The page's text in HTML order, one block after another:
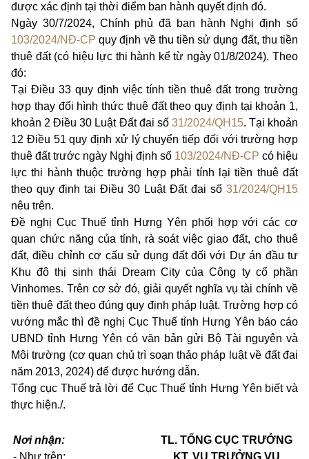
được xác định tại thời điểm ban hành quyết định đó.
Ngày 30/7/2024, Chính phủ đã ban hành Nghị định số
103/2024/NĐ-CP quy định về thu tiền sử dụng đất, thu tiền
thuê đất (có hiệu lực thi hành kể từ ngày 01/8/2024). Theo
đó:
Tại Điều 33 quy định việc tính tiền thuê đất trong trường
hợp thay đổi hình thức thuê đất theo quy định tại khoản 1,
khoản 2 Điều 30 Luật Đất đai số 31/2024/QH15. Tại khoản
12 Điều 51 quy định xử lý chuyển tiếp đối với trường hợp
thuê đất trước ngày Nghị định số 103/2024/NĐ-CP có hiệu
lực thi hành thuộc trường hợp phải tính lại tiền thuê đất
theo quy định tại Điều 30 Luật Đất đai số 31/2024/QH15
nêu trên.
Đề nghị Cục Thuế tỉnh Hưng Yên phối hợp với các cơ
quan chức năng của tỉnh, rà soát việc giao đất, cho thuê
đất, điều chỉnh cơ cấu sử dụng đất đối với Dự án đầu tư
Khu đô thị sinh thái Dream City của Công ty cổ phần
Vinhomes. Trên cơ sở đó, giải quyết nghĩa vụ tài chính về
tiền thuê đất theo đúng quy định pháp luật. Trường hợp có
vướng mắc thì đề nghị Cục Thuế tỉnh Hưng Yên báo cáo
UBND tỉnh Hưng Yên có văn bản gửi Bộ Tài nguyên và
Môi trường (cơ quan chủ trì soạn thảo pháp luật về đất đai
năm 2013, 2024) để được hướng dẫn.
Tổng cục Thuế trả lời để Cục Thuế tỉnh Hưng Yên biết và
thực hiện./.
Nơi nhận:
- Như trên;
TL. TỔNG CỤC TRƯỞNG
KT. VỤ TRƯỞNG VỤ